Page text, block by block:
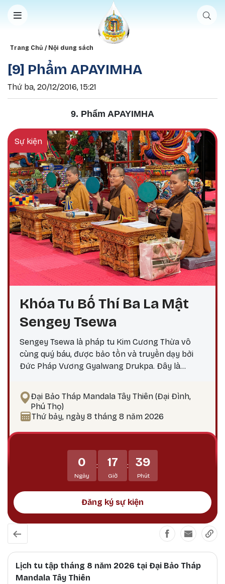
Nhảy đến nội dung
Breadcrumb
Trang Chủ Nội dung sách
[9] Phẩm APAYIMHA
Thứ ba, 20/12/2016, 15:21
9. Phẩm APAYIMHA
Sự kiện
Khóa Tu Bố Thí Ba La Mật
Sengey Tsewa
Sengey Tsewa là pháp tu Kim Cương Thừa vô
cùng quý báu, được bảo tồn và truyền dạy bởi
Đức Pháp Vương Gyalwang Drukpa. Đây là
phiền não bám chấp khổ đau Tích lũy công đức,
hướng tới giác ngộ Tại sao nên thực hành vào
ngày 25? Theo lịch Kim Cương Thừa, ngày 25 là
Phật Bản Tôn Mẫu Tính.
Đại Bảo Tháp Mandala Tây Thiên (Đại Đình,
Phú Thọ)
Thứ bảy, ngày 8 tháng 8 năm 2026
0
Ngày
: 17
Giờ
: 39
Phút
Đăng ký sự kiện
Lịch tu tập tháng 8 năm 2026 tại Đại Bảo Tháp
Mandala Tây Thiên